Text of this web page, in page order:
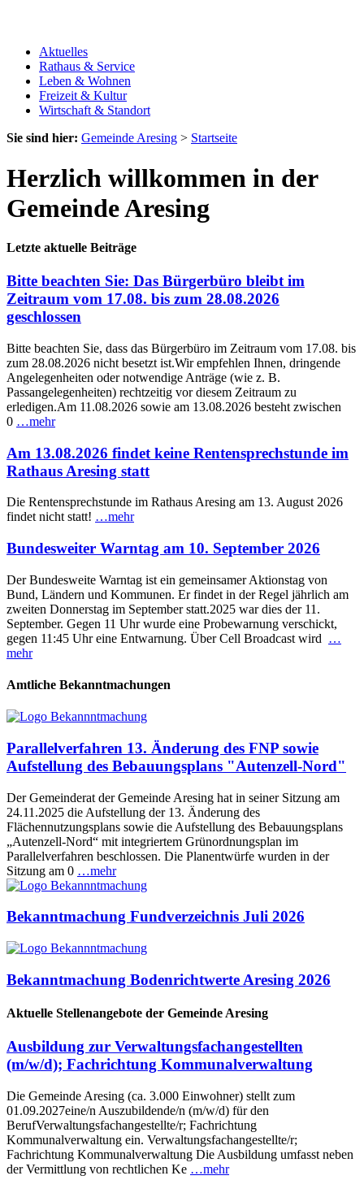
Aktuelles
Rathaus & Service
Leben & Wohnen
Freizeit & Kultur
Wirtschaft & Standort
Sie sind hier: Gemeinde Aresing > Startseite
Herzlich willkommen in der
Gemeinde Aresing
Letzte aktuelle Beiträge
Bitte beachten Sie: Das Bürgerbüro bleibt im
Zeitraum vom 17.08. bis zum 28.08.2026
geschlossen
Bitte beachten Sie, dass das Bürgerbüro im Zeitraum vom 17.08. bis
zum 28.08.2026 nicht besetzt ist.Wir empfehlen Ihnen, dringende
Angelegenheiten oder notwendige Anträge (wie z. B.
Passangelegenheiten) rechtzeitig vor diesem Zeitraum zu
erledigen.Am 11.08.2026 sowie am 13.08.2026 besteht zwischen
0 …mehr
Am 13.08.2026 findet keine Rentensprechstunde im
Rathaus Aresing statt
Die Rentensprechstunde im Rathaus Aresing am 13. August 2026
findet nicht statt! …mehr
Bundesweiter Warntag am 10. September 2026
Der Bundesweite Warntag ist ein gemeinsamer Aktionstag von
Bund, Ländern und Kommunen. Er findet in der Regel jährlich am
zweiten Donnerstag im September statt.2025 war dies der 11.
September. Gegen 11 Uhr wurde eine Probewarnung verschickt,
gegen 11:45 Uhr eine Entwarnung. Über Cell Broadcast wird …
mehr
Amtliche Bekanntmachungen
Parallelverfahren 13. Änderung des FNP sowie
Aufstellung des Bebauungsplans "Autenzell-Nord"
Der Gemeinderat der Gemeinde Aresing hat in seiner Sitzung am
24.11.2025 die Aufstellung der 13. Änderung des
Flächennutzungsplans sowie die Aufstellung des Bebauungsplans
„Autenzell-Nord“ mit integriertem Grünordnungsplan im
Parallelverfahren beschlossen. Die Planentwürfe wurden in der
Sitzung am 0 …mehr
Bekanntmachung Fundverzeichnis Juli 2026
Bekanntmachung Bodenrichtwerte Aresing 2026
Aktuelle Stellenangebote der Gemeinde Aresing
Ausbildung zur Verwaltungsfachangestellten
(m/w/d); Fachrichtung Kommunalverwaltung
Die Gemeinde Aresing (ca. 3.000 Einwohner) stellt zum
01.09.2027eine/n Auszubildende/n (m/w/d) für den
BerufVerwaltungsfachangestellte/r; Fachrichtung
Kommunalverwaltung ein. Verwaltungsfachangestellte/r;
Fachrichtung Kommunalverwaltung Die Ausbildung umfasst neben
der Vermittlung von rechtlichen Ke …mehr